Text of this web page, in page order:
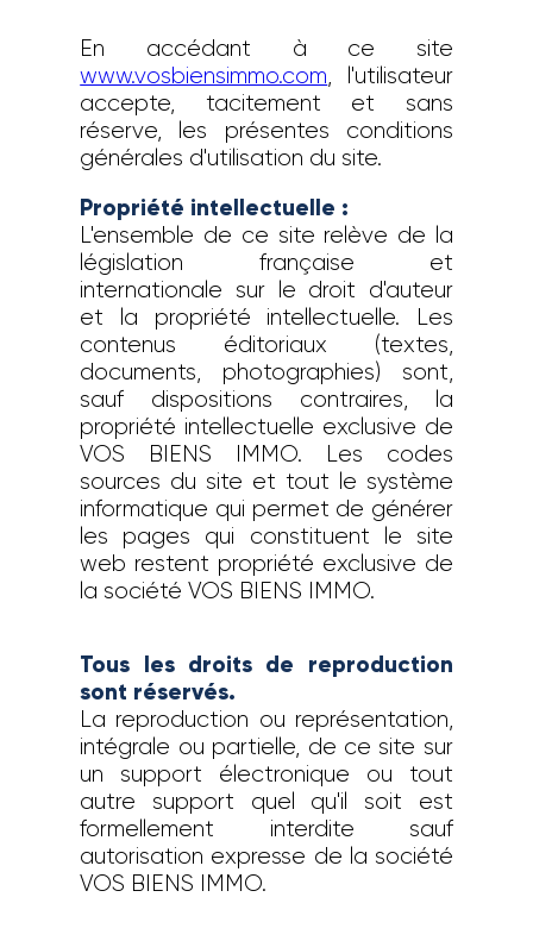
En accédant à ce site
www.vosbiensimmo.com, l'utilisateur
accepte, tacitement et sans
réserve, les présentes conditions
générales d'utilisation du site.
Propriété intellectuelle :
L'ensemble de ce site relève de la
législation française et
internationale sur le droit d'auteur
et la propriété intellectuelle. Les
contenus éditoriaux (textes,
documents, photographies) sont,
sauf dispositions contraires, la
propriété intellectuelle exclusive de
VOS BIENS IMMO. Les codes
sources du site et tout le système
informatique qui permet de générer
les pages qui constituent le site
web restent propriété exclusive de
la société VOS BIENS IMMO.
Tous les droits de reproduction
sont réservés.
La reproduction ou représentation,
intégrale ou partielle, de ce site sur
un support électronique ou tout
autre support quel qu'il soit est
formellement interdite sauf
autorisation expresse de la société
VOS BIENS IMMO.